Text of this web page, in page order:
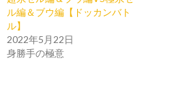
ル編＆ブウ編【ドッカンバト
ル】
2022年5月22日
身勝手の極意